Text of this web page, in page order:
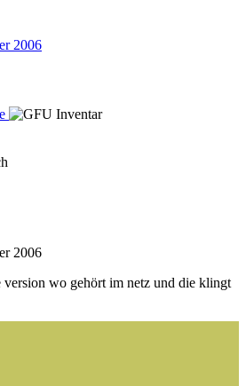
2006
2006
version wo gehört im netz und die klingt